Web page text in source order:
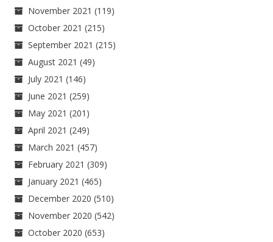
November 2021 (119)
October 2021 (215)
September 2021 (215)
August 2021 (49)
July 2021 (146)
June 2021 (259)
May 2021 (201)
April 2021 (249)
March 2021 (457)
February 2021 (309)
January 2021 (465)
December 2020 (510)
November 2020 (542)
October 2020 (653)